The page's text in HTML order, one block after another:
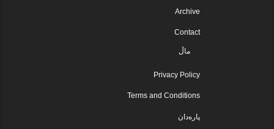
Archive
Contact
ماڵ
Privacy Policy
Terms and Conditions
پارەدان